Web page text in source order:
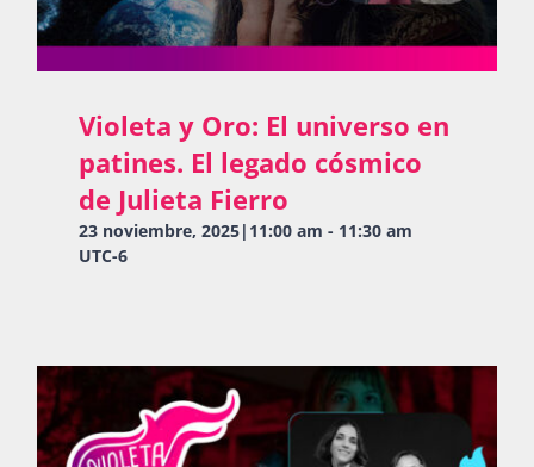
Violeta y Oro: El universo en
patines. El legado cósmico
de Julieta Fierro
23 noviembre, 2025|11:00 am - 11:30 am
UTC-6